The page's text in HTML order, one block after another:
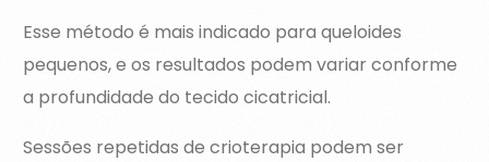
Esse método é mais indicado para queloides
pequenos, e os resultados podem variar conforme
a profundidade do tecido cicatricial.
Sessões repetidas de crioterapia podem ser